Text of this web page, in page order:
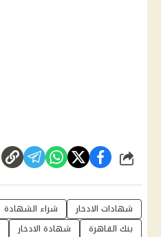
شارك
شهادات الادخار شراء الشهادة
بنك القاهرة
شهادة الادخار